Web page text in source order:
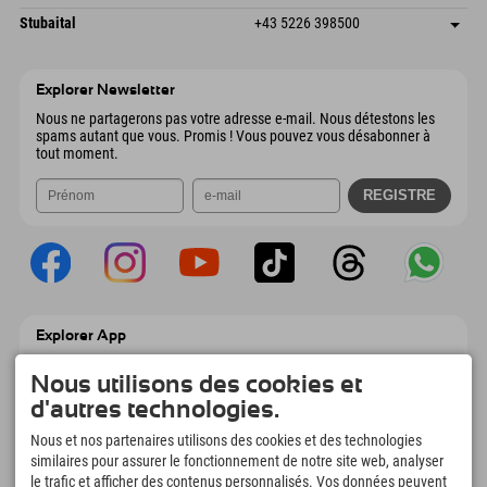
Autriche
Réservation
Dorfstraße 24
Enregistrer l'adresse
Stubaital +43 5226 398500
Explorer Newsletter
Nous ne partagerons pas votre adresse e-mail. Nous détestons les
spams autant que vous. Promis ! Vous pouvez vous désabonner à
tout moment.
Explorer App
Explorer à emporter avec aperçu de vos
réservations, liste de choses à faire, aperçu
des restaurants et bien plus encore.
Téléchargez-le maintenant !
Nous utilisons des cookies et
d'autres technologies.
Nous et nos partenaires utilisons des cookies et des technologies
similaires pour assurer le fonctionnement de notre site web, analyser
le trafic et afficher des contenus personnalisés. Vos données peuvent